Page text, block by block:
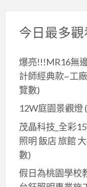
今日最多觀
爆亮!!!MR16無
計師經典款~工
覽數)
12W庭園景觀燈
茂晶科技_全彩
照明 飯店 旅館
數)
假日為桃園學校